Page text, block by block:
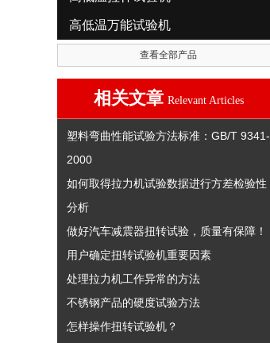
高低温万能试验机
查看全部产品
相关文章 Relevant Articles
塑料弯曲性能试验方法标准：GB/T 9341-
2000
如何取得拉力机试验数据进行方差检验性
分析
做好汽车减震器扭转试验，质量有保障！
用户确定扭转试验机重要因素
处理拉力机工作异常的方法
不锈钢产品的硬度试验方法
怎样操作扭转试验机？